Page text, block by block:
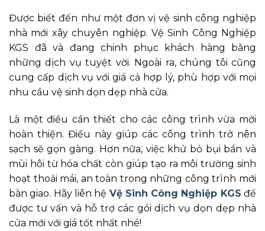
Được biết đến như một đơn vị vệ sinh công nghiệp
nhà mới xây chuyên nghiệp. Vệ Sinh Công Nghiệp
KGS đã và đang chinh phục khách hàng bằng
những dịch vụ tuyệt vời. Ngoài ra, chúng tôi cũng
cung cấp dịch vụ với giá cả hợp lý, phù hợp với mọi
nhu cầu vệ sinh dọn dẹp nhà cửa.
Là một điều cần thiết cho các công trình vừa mới
hoàn thiện. Điều này giúp các công trình trở nên
sạch sẽ gọn gàng. Hơn nữa, việc khử bỏ bụi bẩn và
mùi hôi từ hóa chất còn giúp tạo ra môi trường sinh
hoạt thoải mái, an toàn trong những công trình mới
bàn giao. Hãy liên hệ Vệ Sinh Công Nghiệp KGS để
được tư vấn và hỗ trợ các gói dịch vụ dọn dẹp nhà
cửa mới với giá tốt nhất nhé!